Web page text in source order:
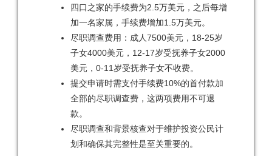
四口之家的手续费为2.5万美元，之后每增
加一名家属，手续费增加1.5万美元。
尽职调查费用：成人7500美元，18-25岁
子女4000美元，12-17岁受抚养子女2000
美元，0-11岁受抚养子女不收费。
提交申请时需支付手续费10%的首付款加
全部的尽职调查费，这两项费用不可退
款。
尽职调查和背景核查对于维护投资公民计
划和确保其完整性是至关重要的。